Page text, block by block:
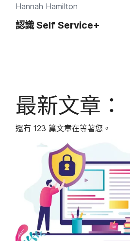
Hannah Hamilton
認識Self Service+
最​新​文章：
還​有 123 篇文章​在​等​著您。